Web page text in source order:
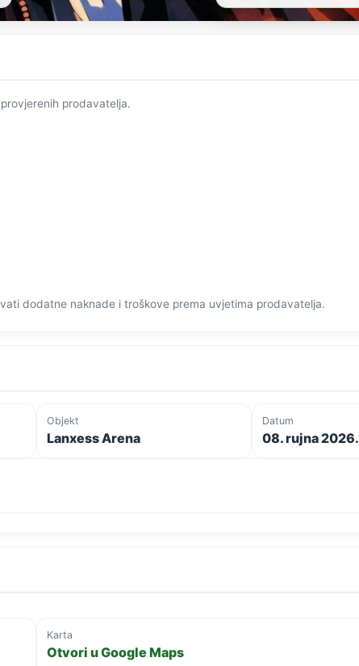
prodavatelja.
dodatne naknade i troškove prema uvjetima prodavatelja.
Objekt
Lanxess Arena
Datum
08. rujna 2026.
Karta
Otvori u Google Maps